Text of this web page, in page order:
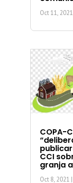
Oct 11, 2021
COPA-
CCI
granja
Oct 8, 2021